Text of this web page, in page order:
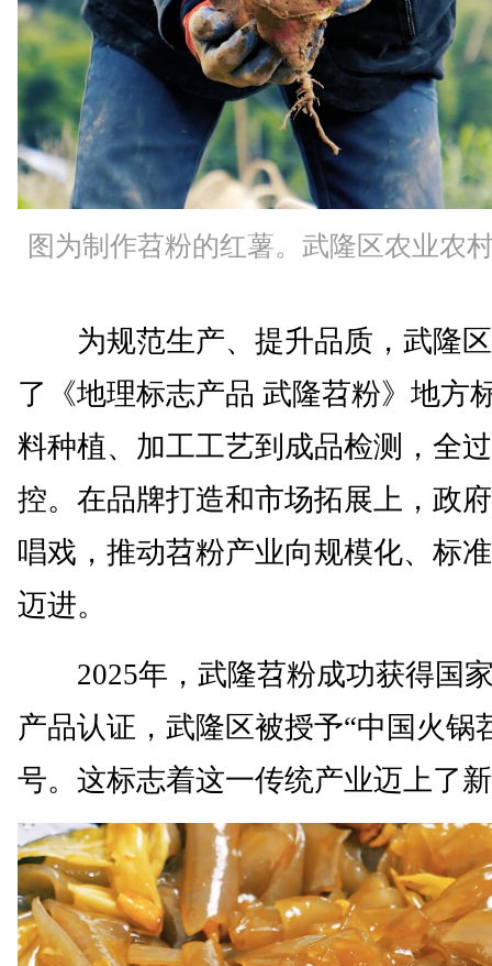
图为制作苕粉的红薯。武隆区农业农
为规范生产、提升品质，武隆区
了《地理标志产品 武隆苕粉》地方
料种植、加工工艺到成品检测，全
控。在品牌打造和市场拓展上，政
唱戏，推动苕粉产业向规模化、标
迈进。
2025年，武隆苕粉成功获得国
产品认证，武隆区被授予“中国火锅
号。这标志着这一传统产业迈上了